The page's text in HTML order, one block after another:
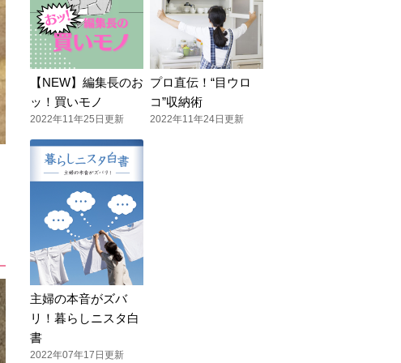
【NEW】編集長のお
ッ！買いモノ
2022年11年25日更新
プロ直伝！“目ウロ
コ”収納術
2022年11年24日更新
主婦の本音がズバ
リ！暮らしニスタ白
書
2022年07年17日更新